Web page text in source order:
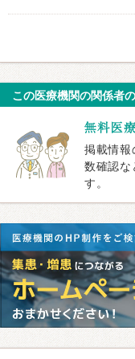
この医療機関の関係者
掲載情報
数確認な
す。